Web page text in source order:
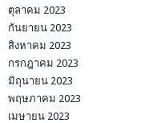
ตุลาคม 2023
กันยายน 2023
สิงหาคม 2023
กรกฎาคม 2023
มิถุนายน 2023
พฤษภาคม 2023
เมษายน 2023